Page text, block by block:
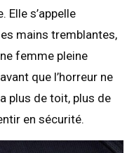
Elle s’appelle
mains tremblantes,
femme pleine
que l’horreur ne
plus de toit, plus de
en sécurité.